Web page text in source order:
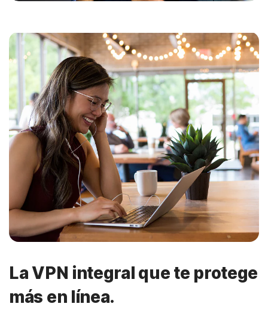
La VPN integral que te protege
más en línea.